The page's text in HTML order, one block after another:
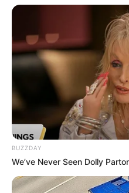
แจกฟรี พระคาถาเงินล้นหีบ คาถ
21 พ.ย. 2019
แสดงความเห็นบน Facebook
BUZZDAY
We’ve Never Seen Dolly